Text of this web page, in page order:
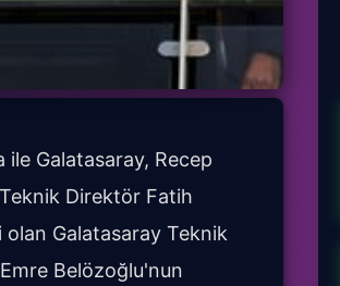
ile Galatasaray, Recep
Direktör Fatih
Galatasaray Teknik
Belözoğlu'nun